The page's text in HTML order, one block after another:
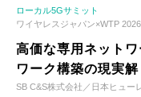
ローカル5Gサミット
ワイヤレスジャパン×WTP 2026
高価な専用ネット
ワーク構築の現実解
SB C&S株式会社／日本ヒュー